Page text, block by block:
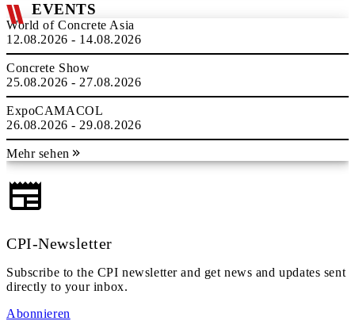
EVENTS
World of Concrete Asia
12.08.2026 - 14.08.2026
Concrete Show
25.08.2026 - 27.08.2026
ExpoCAMACOL
26.08.2026 - 29.08.2026
Mehr sehen
CPI-Newsletter
Subscribe to the CPI newsletter and get news and updates sent
directly to your inbox.
Abonnieren